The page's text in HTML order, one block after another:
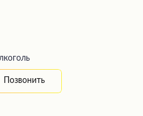
Позвонить